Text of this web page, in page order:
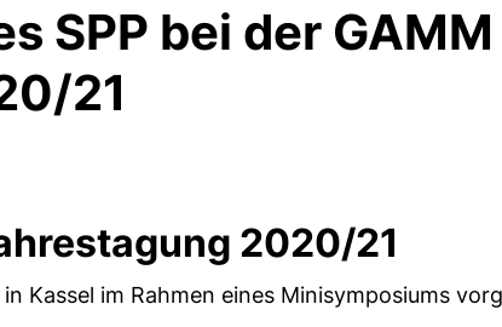
SPP bei der GAMM
21
2020/21
(externer Link, öffnet neues Fenster)
in Kassel im Rahmen eines Minisymposiums